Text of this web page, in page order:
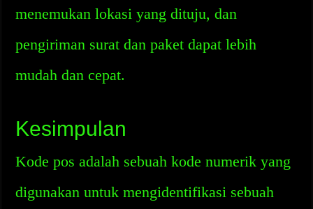
menemukan lokasi yang dituju, dan
pengiriman surat dan paket dapat lebih
mudah dan cepat.
Kesimpulan
Kode pos adalah sebuah kode numerik yang
digunakan untuk mengidentifikasi sebuah